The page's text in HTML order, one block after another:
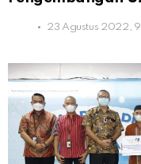
23 Agustus 2022,